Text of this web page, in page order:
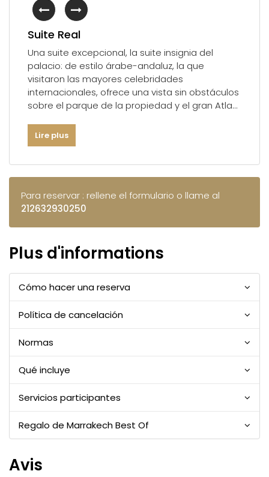
Suite Real
Una suite excepcional, la suite insignia del
palacio: de estilo árabe-andaluz, la que
visitaron las mayores celebridades
internacionales, ofrece una vista sin obstáculos
sobre el parque de la propiedad y el gran Atlas,
Marrakech.
terraza privada
Ropa de cama : Una cama doble, una cama
Ocupación : Dos adultos y un niño menor de 12
Baño : Mármol
Ubicación: 1ª planta del Palacio
Vista: Parque, piscina, Gran Atlas, Palmeraie
Productos de hostelería: Gama alta de la
marca Anne Semonin
Lire plus
Para reservar : rellene el formulario o llame al
212632930250
Plus d'informations
Cómo hacer una reserva
Política de cancelación
Normas
Qué incluye
Servicios participantes
Regalo de Marrakech Best Of
Avis